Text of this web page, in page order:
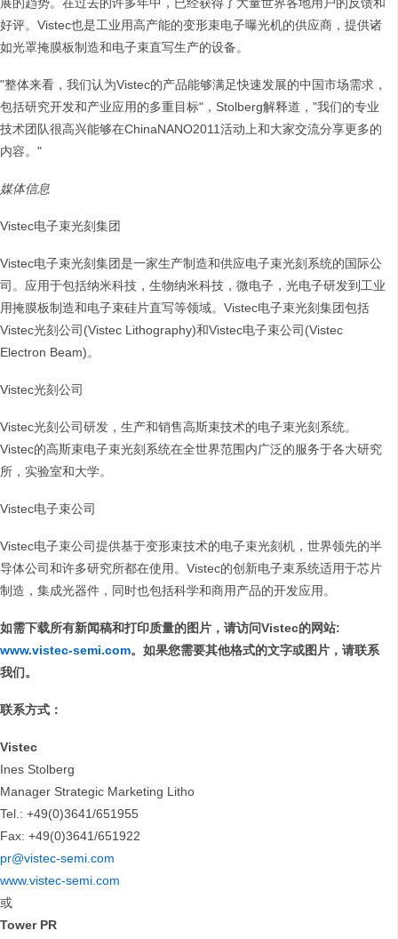
展的趋势。在过去的许多年中，已经获得了大量世界各地用户的反馈和
好评。Vistec也是工业用高产能的变形束电子曝光机的供应商，提供诸
如光罩掩膜板制造和电子束直写生产的设备。
"整体来看，我们认为Vistec的产品能够满足快速发展的中国市场需求，
包括研究开发和产业应用的多重目标"，Stolberg解释道，"我们的专业
技术团队很高兴能够在ChinaNANO2011活动上和大家交流分享更多的
内容。"
媒体信息
Vistec电子束光刻集团
Vistec电子束光刻集团是一家生产制造和供应电子束光刻系统的国际公
司。应用于包括纳米科技，生物纳米科技，微电子，光电子研发到工业
用掩膜板制造和电子束硅片直写等领域。Vistec电子束光刻集团包括
Vistec光刻公司(Vistec Lithography)和Vistec电子束公司(Vistec
Electron Beam)。
Vistec光刻公司
Vistec光刻公司研发，生产和销售高斯束技术的电子束光刻系统。
Vistec的高斯束电子束光刻系统在全世界范围内广泛的服务于各大研究
所，实验室和大学。
Vistec电子束公司
Vistec电子束公司提供基于变形束技术的电子束光刻机，世界领先的半
导体公司和许多研究所都在使用。Vistec的创新电子束系统适用于芯片
制造，集成光器件，同时也包括科学和商用产品的开发应用。
如需下载所有新闻稿和打印质量的图片，请访问Vistec的网站:
www.vistec-semi.com。如果您需要其他格式的文字或图片，请联系
我们。
联系方式：
Vistec
Ines Stolberg
Manager Strategic Marketing Litho
Tel.: +49(0)3641/651955
Fax: +49(0)3641/651922
pr@vistec-semi.com
www.vistec-semi.com
或
Tower PR